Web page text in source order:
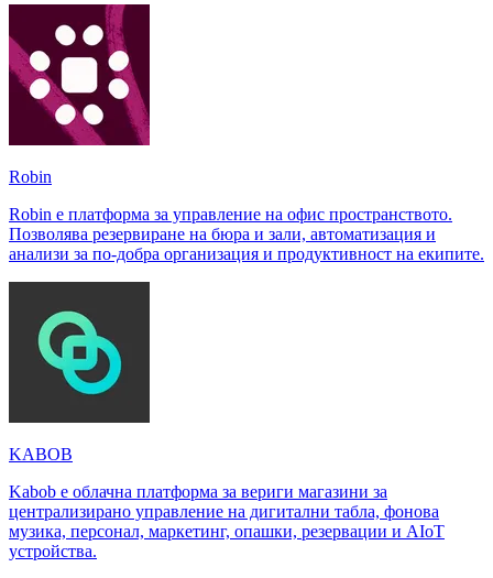
Robin
Robin е платформа за управление на офис пространството.
Позволява резервиране на бюра и зали, автоматизация и
анализи за по-добра организация и продуктивност на екипите.
KABOB
Kabob е облачна платформа за вериги магазини за
централизирано управление на дигитални табла, фонова
музика, персонал, маркетинг, опашки, резервации и AIoT
устройства.